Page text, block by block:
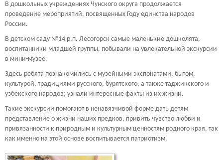
В дошкольных учреждениях Чунского округа продолжается
проведение мероприятий, посвященных Году единства народов
России.
В детском саду №14 р.п. Лесогорск самые маленькие дошколята,
воспитанники младшей группы, побывали на увлекательной экскурсии
в мини-музее.
Здесь ребята познакомились с музейными экспонатами, бытом,
культурой, традициями русского, бурятского, а также таджикского и
узбекского народов; узнали интересные факты из их жизни.
Такие экскурсии помогают в ненавязчивой форме дать детям
представление о жизни наших предков, привить чувство любви и
привязанности к природным и культурным ценностям родного края, так
как именно на этой основе воспитывается патриотизм.